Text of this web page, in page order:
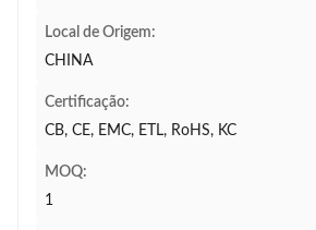
Local de Origem:
CHINA
Certificação:
CB, CE, EMC, ETL, RoHS, KC
MOQ:
1